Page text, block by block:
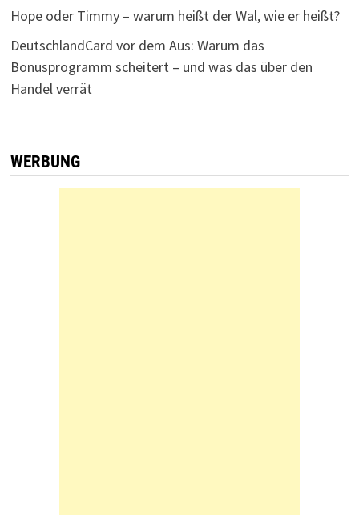
Hope oder Timmy – warum heißt der Wal, wie er heißt?
DeutschlandCard vor dem Aus: Warum das
Bonusprogramm scheitert – und was das über den
Handel verrät
WERBUNG